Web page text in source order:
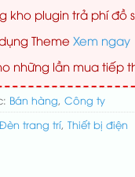
kho plugin trả phí đồ
Theme Xem ngay
những lần mua tiếp
Bán hàng, Công ty
Đèn trang trí, Thiết bị điện